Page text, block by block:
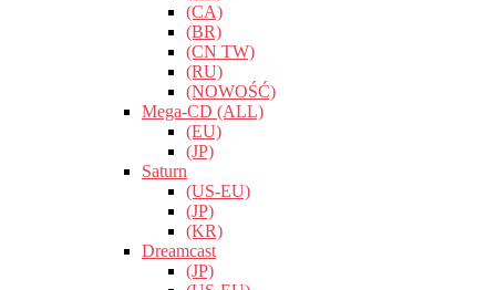
(CA)
(BR)
(CN TW)
(RU)
(NOWOŚĆ)
Mega-CD (ALL)
(EU)
(JP)
Saturn
(US-EU)
(JP)
(KR)
Dreamcast
(JP)